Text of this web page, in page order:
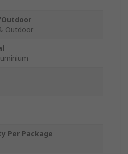
Outdoor
Per Package